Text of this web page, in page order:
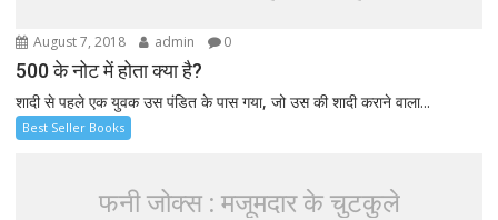
August 7, 2018 admin 0
500 के नोट में होता क्या है?
शादी से पहले एक युवक उस पंडित के पास गया, जो उस की शादी कराने वाला...
Best Seller Books
फनी जोक्स : मजूमदार के चुटकुले